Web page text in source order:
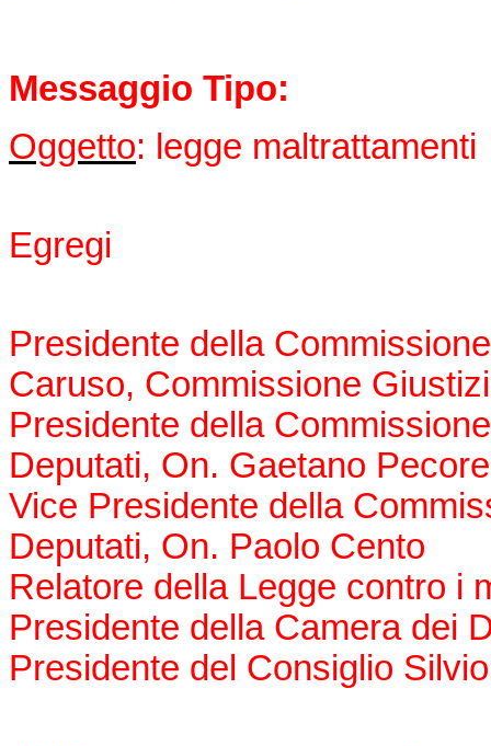
Messaggio Tipo:
Oggetto: legge maltrattamenti
Egregi
Presidente della
Caruso, Commissione
Presidente della
Deputati, On. Gaetano
Vice Presidente della
Deputati, On. Paolo Cento
Relatore della Legge contro i
Presidente della Camera dei
Presidente del Consiglio